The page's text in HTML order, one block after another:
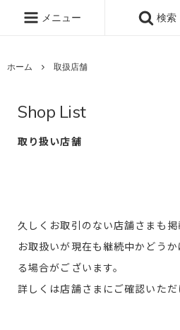
メニュー 検索
ホーム 取扱店舗
Shop List
取り扱い店舗
久しくお取引のない店舗さまも掲
お取扱いが現在も継続中かどう
る場合がございます。
詳しくは店舗さまにご確認いただ